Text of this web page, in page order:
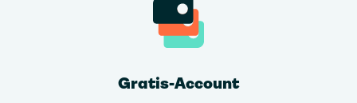
Gratis-Account